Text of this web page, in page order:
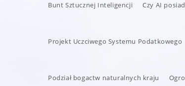
Bunt Sztucznej Inteligencji Czy AI
Projekt Uczciwego Systemu Podatkowego
Podział bogactw naturalnych kraju